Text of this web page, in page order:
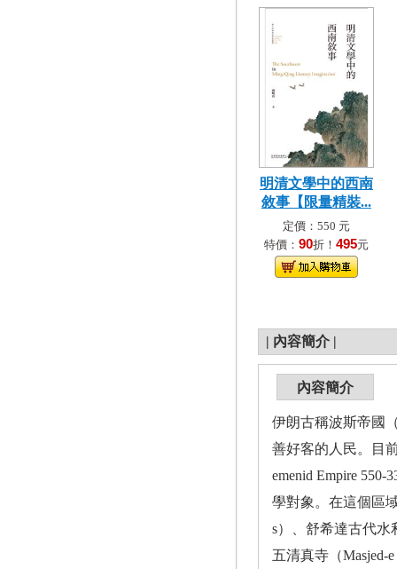
明清文學中的西南
敘事【限量精裝...
定價：550 元
特價： 90折！ 495元
| 內容簡介 |
內容簡介
伊朗古稱波斯帝國
善好客的人民。目
emenid Empire
學對象。在這個區
s）、舒希達古代水
五清真寺（Masjed-